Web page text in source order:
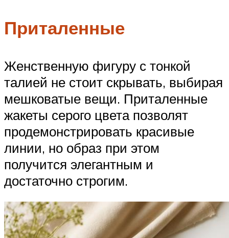
Приталенные
Женственную фигуру с тонкой
талией не стоит скрывать, выбирая
мешковатые вещи. Приталенные
жакеты серого цвета позволят
продемонстрировать красивые
линии, но образ при этом
получится элегантным и
достаточно строгим.